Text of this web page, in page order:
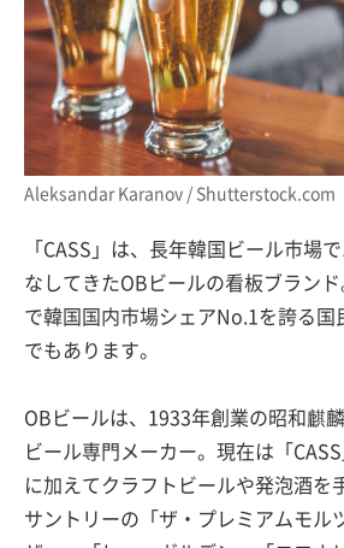
Aleksandar Karanov / Shutterstock.com
「CASS」は、長年韓国ビール市場
なしてきたOBビールの看板ブラン
で韓国国内市場シェアNo.1を誇る国
でもあります。
OBビールは、1933年創業の昭和麒
ビール専門メーカー。現在は「
に加えてクラフトビールや発泡酒を
サントリーの「ザ・プレミアムモル